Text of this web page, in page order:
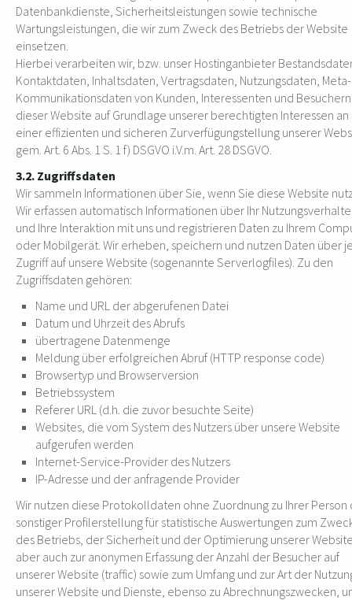
Datenbankdienste, Sicherheitsleistungen sowie technische
Wartungsleistungen, die wir zum Zweck des Betriebs der Website
einsetzen.
Hierbei verarbeiten wir, bzw. unser Hostinganbieter
Kontaktdaten, Inhaltsdaten, Vertragsdaten, Nutzungsdaten,
Kommunikationsdaten von Kunden, Interessenten und Besuchern
dieser Website auf Grundlage unserer berechtigten Interessen an
einer effizienten und sicheren Zurverfügungstellung unserer
gem. Art. 6 Abs. 1 S. 1 f) DSGVO i.V.m. Art. 28 DSGVO.
3.2. Zugriffsdaten
Wir sammeln Informationen über Sie, wenn Sie diese Website
Wir erfassen automatisch Informationen über Ihr
und Ihre Interaktion mit uns und registrieren Daten zu Ihrem
oder Mobilgerät. Wir erheben, speichern und nutzen Daten über
Zugriff auf unsere Website (sogenannte Serverlogfiles). Zu den
Zugriffsdaten gehören:
Name und URL der abgerufenen Datei
Datum und Uhrzeit des Abrufs
übertragene Datenmenge
Meldung über erfolgreichen Abruf (HTTP response code)
Browsertyp und Browserversion
Betriebssystem
Referer URL (d.h. die zuvor besuchte Seite)
Websites, die vom System des Nutzers über unsere Website
aufgerufen werden
Internet-Service-Provider des Nutzers
IP-Adresse und der anfragende Provider
Wir nutzen diese Protokolldaten ohne Zuordnung zu Ihrer Person
sonstiger Profilerstellung für statistische Auswertungen zum
des Betriebs, der Sicherheit und der Optimierung unserer
aber auch zur anonymen Erfassung der Anzahl der Besucher auf
unserer Website (traffic) sowie zum Umfang und zur Art der
unserer Website und Dienste, ebenso zu Abrechnungszwecken,